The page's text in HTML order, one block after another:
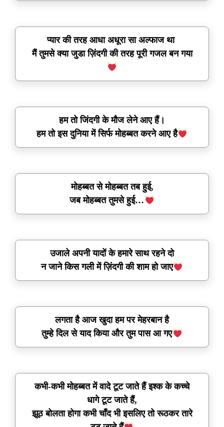
प्यार की तरह आधा अधूरा सा अल्फाज था
मैं तुमसे क्या जुडा ज़िंदगी की तरह पूरी गजल बन गया
हम तो जिंदगी के मौज लेने आए हैं।
हम तो इस दुनिया में सिर्फ मोहब्बत करने आए है
मोहब्बत से मोहब्बत तब हुई,
जब मोहब्बत तुमसे हुई…
उजाले अपनी यादों के हमारे साथ रहने दो
न जाने किस गली में ज़िंदगी की शाम हो जाए
लगता है आज खुदा हम पर मेहरबान है
तुम्हे दिल से याद किया और तुम पास आ गए
कभी-कभी मोहब्बत में वादे टूट जाते हैं इश्क के कच्चे
धागे टूट जाते हैं,
झूठ बोलता होगा कभी चाँद भी इसलिए तो रूठकर तारे